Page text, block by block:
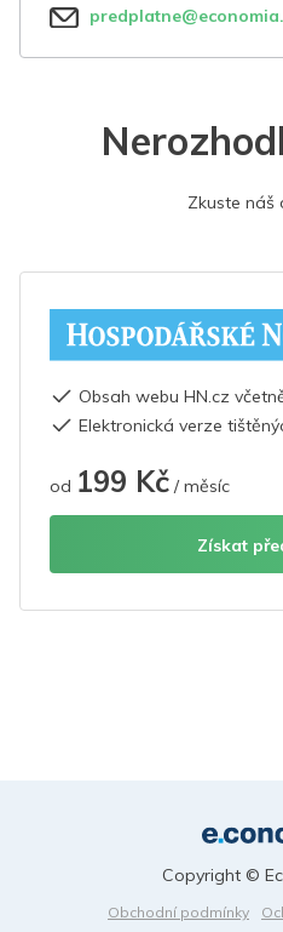
Zkuste náš
Obsah webu HN.cz
Elektronická verze
od 199 Kč / měsíc
Získat
Obchodní podmínky
Copyright ©